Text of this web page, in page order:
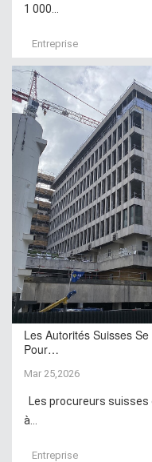
1 000...
Entreprise
Les Autorités Suisses Se
Pour…
Mar 25,2026
Les procureurs suisses
à...
Entreprise